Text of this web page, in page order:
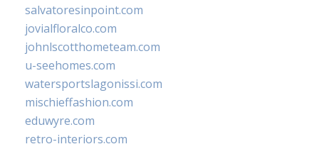
salvatoresinpoint.com
jovialfloralco.com
johnlscotthometeam.com
u-seehomes.com
watersportslagonissi.com
mischieffashion.com
eduwyre.com
retro-interiors.com